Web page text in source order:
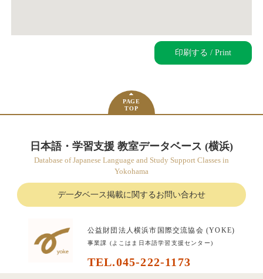
印刷する / Print
PAGE
TOP
日本語・学習支援 教室データベース (横浜)
Database of Japanese Language and Study Support Classes in
Yokohama
デ一夕ベ一ス掲載に関するお問い合わせ
公益財団法人横浜市国際交流協会 (YOKE)
事業課 (よこはま日本語学習支援センター)
TEL.045-222-1173